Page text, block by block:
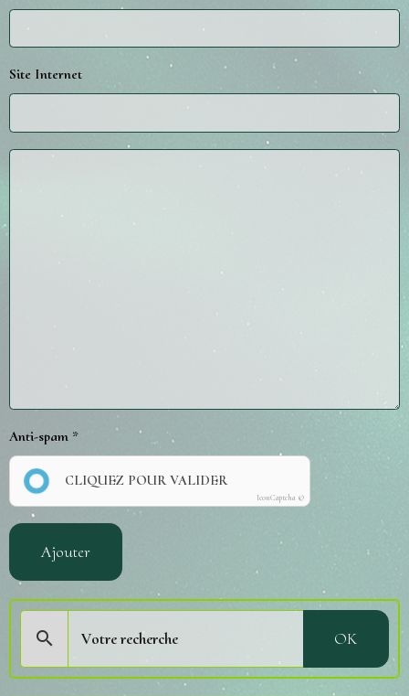
Site Internet
Anti-spam
CLIQUEZ POUR VALIDER
IconCaptcha ©
Ajouter
OK